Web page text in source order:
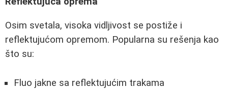
Osim svetala, visoka vidljivost se postiže i
reflektujućom opremom. Popularna su rešenja kao
što su:
Fluo jakne sa reflektujućim trakama